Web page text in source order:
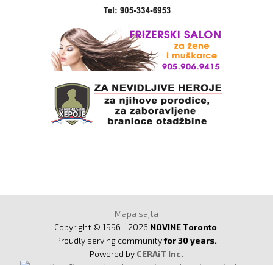
Mapa sajta
Copyright © 1996 - 2026 NOVINE Toronto.
Proudly serving communityfor 30 years.
Powered by CERAiT Inc.